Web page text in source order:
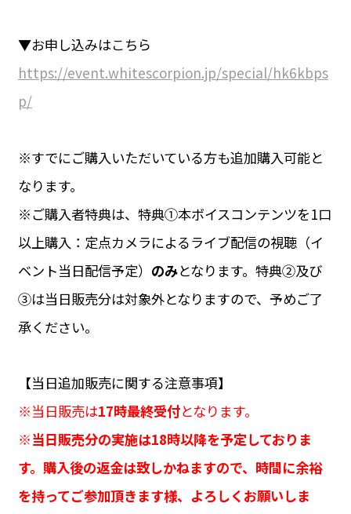
▼お申し込みはこちら
https://event.whitescorpion.jp/special/hk6kbps
p/
※すでにご購入いただいている方も追加購入可能と
なります。
※ご購入者特典は、特典①本ボイスコンテンツを1口
以上購入：定点カメラによるライブ配信の視聴（イ
ベント当日配信予定） のみとなります。特典②及び
③は当日販売分は対象外となりますので、予めご了
承ください。
【当日追加販売に関する注意事項】
※当日販売は17時最終受付となります。
※当日販売分の実施は18時以降を予定しておりま
す。購入後の返金は致しかねますので、時間に余裕
を持ってご参加頂きます様、よろしくお願いしま